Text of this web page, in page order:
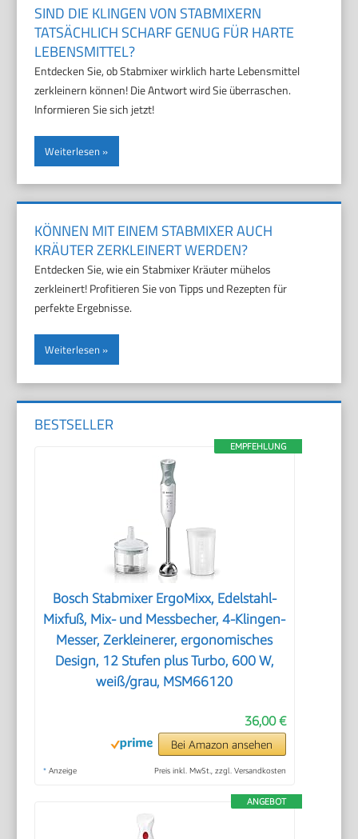
SIND DIE KLINGEN VON STABMIXERN
TATSÄCHLICH SCHARF GENUG FÜR HARTE
LEBENSMITTEL?
Entdecken Sie, ob Stabmixer wirklich harte Lebensmittel
zerkleinern können! Die Antwort wird Sie überraschen.
Informieren Sie sich jetzt!
Weiterlesen
KÖNNEN MIT EINEM STABMIXER AUCH
KRÄUTER ZERKLEINERT WERDEN?
Entdecken Sie, wie ein Stabmixer Kräuter mühelos
zerkleinert! Profitieren Sie von Tipps und Rezepten für
perfekte Ergebnisse.
Weiterlesen
BESTSELLER
EMPFEHLUNG
Bosch Stabmixer ErgoMixx, Edelstahl-
Mixfuß, Mix- und Messbecher, 4-Klingen-
Messer, Zerkleinerer, ergonomisches
Design, 12 Stufen plus Turbo, 600 W,
weiß/grau, MSM66120
36,00 €
Bei Amazon ansehen
* Anzeige Preis inkl. MwSt., zzgl. Versandkosten
ANGEBOT